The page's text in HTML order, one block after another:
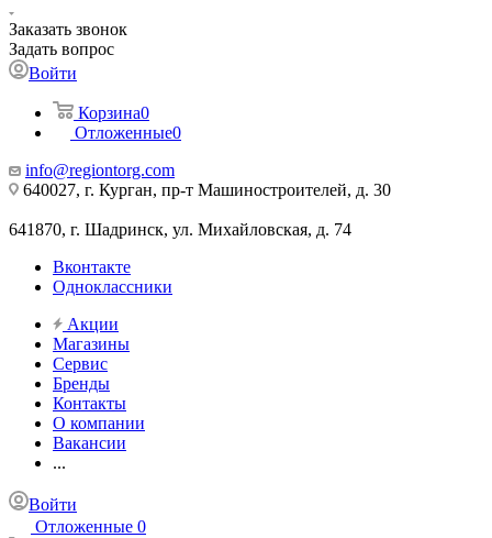
Заказать звонок
Задать вопрос
Войти
Корзина0
Отложенные0
info@regiontorg.com
640027, г. Курган, пр-т Машиностроителей, д. 30
641870, г. Шадринск, ул. Михайловская, д. 74
Вконтакте
Одноклассники
Акции
Магазины
Сервис
Бренды
Контакты
О компании
Вакансии
...
Войти
Отложенные 0